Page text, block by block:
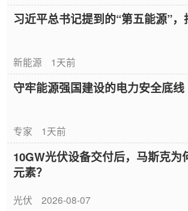
习近平总书记提到的“第五能源”，
新能源 1天前
守牢能源强国建设的电力安全底线
专家 1天前
10GW光伏设备交付后，马斯克为
元素？
光伏 2026-08-07